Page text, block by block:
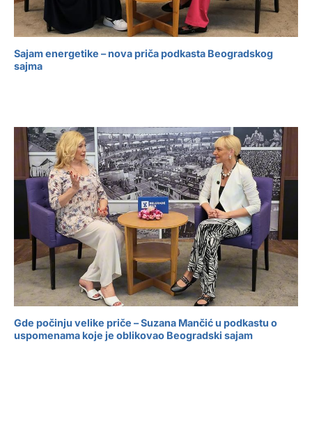
Sajam energetike – nova priča podkasta Beogradskog
sajma
Gde počinju velike priče – Suzana Mančić u podkastu o
uspomenama koje je oblikovao Beogradski sajam